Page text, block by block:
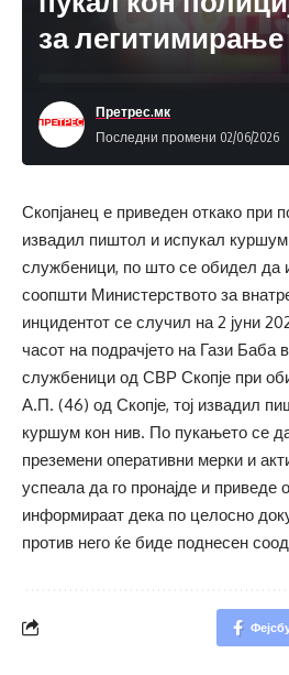
за легитимирање
Последни промени 02/06/2026
Претрес.мк
Скопјанец е приведен откако при
извадил пиштол и испукал
службеници, по што се обидел да
соопшти Министерството за
инцидентот се случил на 2 јуни
часот на подрачјето на Гази Баба
службеници од СВР Скопје при
А.П. (46) од Скопје, тој извадил
куршум кон нив. По пукањето се
преземени оперативни мерки и
успеала да го пронајде и
информираат дека по целосно
против него ќе биде поднесен